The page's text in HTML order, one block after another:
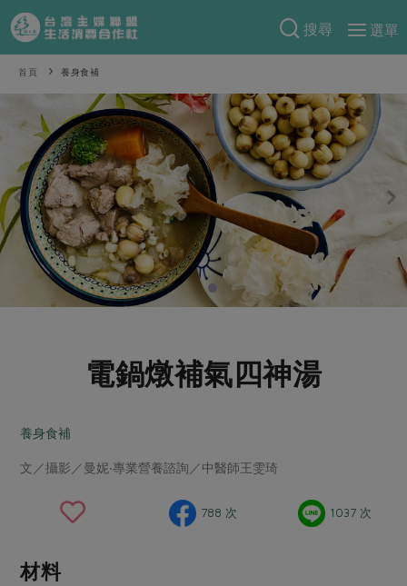
搜尋
選單
產品分類
一籃菜 當令水果
芽苗類 蕈菇類
辛香料類
奶蛋豆・五穀
乳製品
肉品・水產
水畜加工品
調理食材・點心
休閒零嘴
食譜料理
食材
米食
麵食
肉食
烘焙．點心
漬物
特別企畫
預購活動
把最好的台灣味帶回家！
防災用品預購圓滿結束
2026年端午節預購圓滿結束
傳到心坎裡，誠心又澎派
合作25-經典快閃最後一週
更多當季產品
綠主張
觀點文章
主婦食堂 一籃菜真心話
親子食育
關注議題
減硝酸鹽
廢核運動
關於合作社
認識合作社
產品檢驗
檢驗報告
硝酸鹽檢驗
重要公告
首頁 養身食補
電鍋燉補氣四神湯
養身食補
文／攝影／曼妮‧專業營養諮詢／中醫師王雯琦
788 次 1037 次
材料